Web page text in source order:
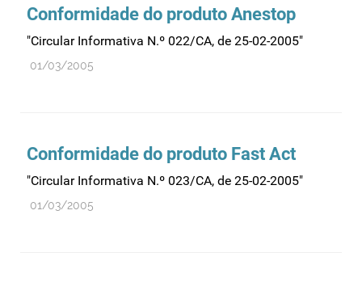
Conformidade do produto Anestop
"Circular Informativa N.º 022/CA, de 25-02-2005"
01/03/2005
Conformidade do produto Fast Act
"Circular Informativa N.º 023/CA, de 25-02-2005"
01/03/2005